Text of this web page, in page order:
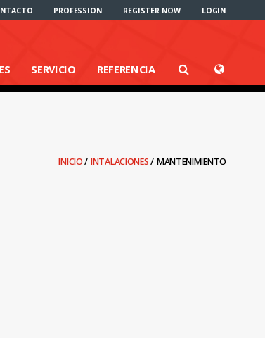
PROFESSION REGISTER NOW LOGIN
SERVICIO REFERENCIA
INICIO/ INTALACIONES/ MANTENIMIENTO